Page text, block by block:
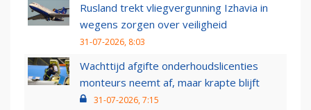
Rusland trekt vliegvergunning Izhavia in
wegens zorgen over veiligheid
31-07-2026, 8:03
Wachttijd afgifte onderhoudslicenties
monteurs neemt af, maar krapte blijft
31-07-2026, 7:15